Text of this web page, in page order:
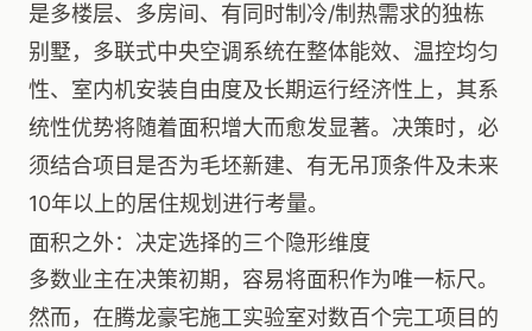
是多楼层、多房间、有同时制冷/制热需求的独栋
别墅，多联式中央空调系统在整体能效、温控均匀
性、室内机安装自由度及长期运行经济性上，其系
统性优势将随着面积增大而愈发显著。决策时，必
须结合项目是否为毛坯新建、有无吊顶条件及未来
10年以上的居住规划进行考量。
面积之外：决定选择的三个隐形维度
多数业主在决策初期，容易将面积作为唯一标尺。
然而，在腾龙豪宅施工实验室对数百个完工项目的